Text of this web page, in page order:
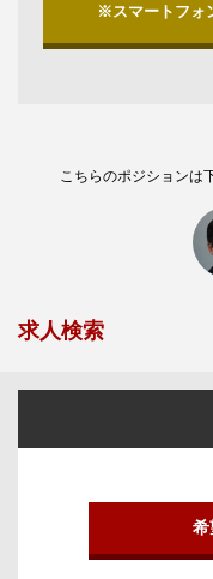
※スマートフォ
こちらのポジションは
求人検索
希